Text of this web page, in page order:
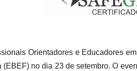
Orientadores e Educadores
no dia 23 de setembro. O